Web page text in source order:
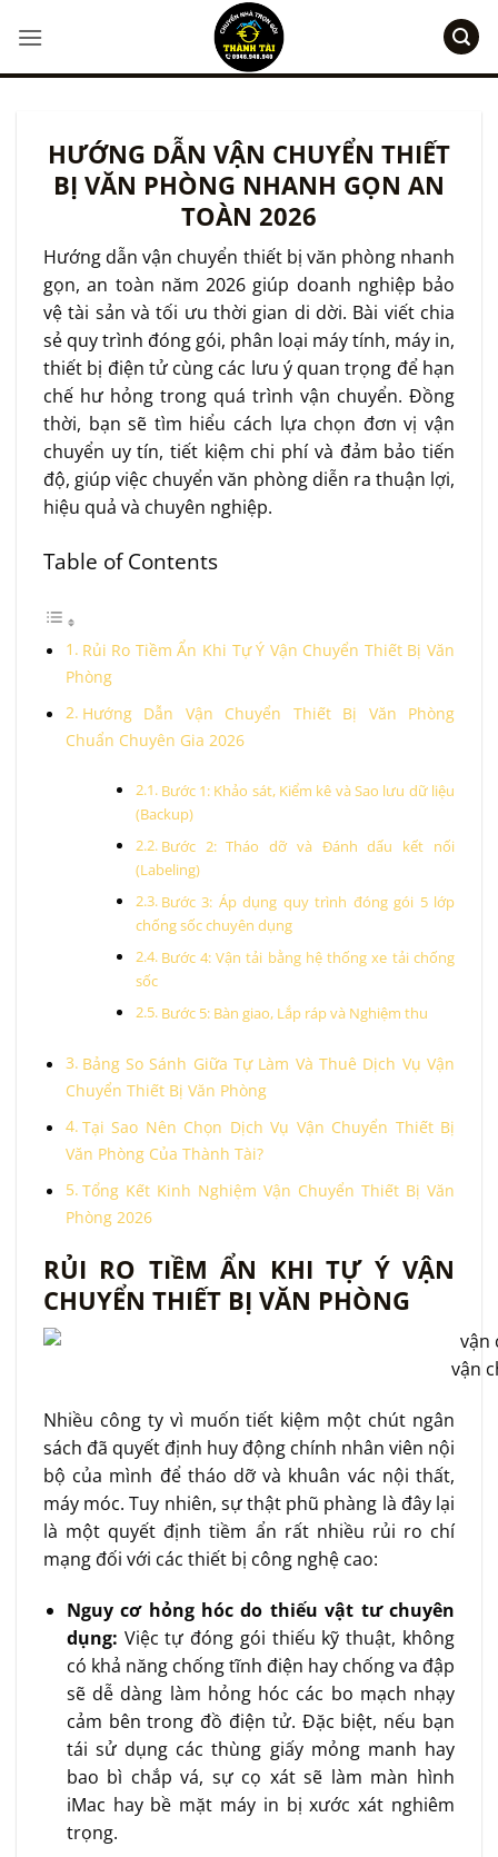
qua
nội
HƯỚNG DẪN VẬN CHUYỂN THIẾT
BỊ VĂN PHÒNG NHANH GỌN AN
TOÀN 2026
Hướng dẫn vận chuyển thiết bị văn phòng nhanh
gọn, an toàn năm 2026 giúp doanh nghiệp bảo
vệ tài sản và tối ưu thời gian di dời. Bài viết chia
sẻ quy trình đóng gói, phân loại máy tính, máy in,
thiết bị điện tử cùng các lưu ý quan trọng để hạn
chế hư hỏng trong quá trình vận chuyển. Đồng
thời, bạn sẽ tìm hiểu cách lựa chọn đơn vị vận
chuyển uy tín, tiết kiệm chi phí và đảm bảo tiến
độ, giúp việc chuyển văn phòng diễn ra thuận lợi,
hiệu quả và chuyên nghiệp.
Table of Contents
Rủi Ro Tiềm Ẩn Khi Tự Ý Vận Chuyển Thiết Bị Văn
Phòng
Hướng Dẫn Vận Chuyển Thiết Bị Văn Phòng
Chuẩn Chuyên Gia 2026
Bước 1: Khảo sát, Kiểm kê và Sao lưu dữ liệu
(Backup)
Bước 2: Tháo dỡ và Đánh dấu kết nối
(Labeling)
Bước 3: Áp dụng quy trình đóng gói 5 lớp
chống sốc chuyên dụng
Bước 4: Vận tải bằng hệ thống xe tải chống
sốc
Bước 5: Bàn giao, Lắp ráp và Nghiệm thu
Bảng So Sánh Giữa Tự Làm Và Thuê Dịch Vụ Vận
Chuyển Thiết Bị Văn Phòng
Tại Sao Nên Chọn Dịch Vụ Vận Chuyển Thiết Bị
Văn Phòng Của Thành Tài?
Tổng Kết Kinh Nghiệm Vận Chuyển Thiết Bị Văn
Phòng 2026
RỦI RO TIỀM ẨN KHI TỰ Ý VẬN
CHUYỂN THIẾT BỊ VĂN PHÒNG
vận
Nhiều công ty vì muốn tiết kiệm một chút ngân
sách đã quyết định huy động chính nhân viên nội
bộ của mình để tháo dỡ và khuân vác nội thất,
máy móc. Tuy nhiên, sự thật phũ phàng là đây lại
là một quyết định tiềm ẩn rất nhiều rủi ro chí
mạng đối với các thiết bị công nghệ cao:
Nguy cơ hỏng hóc do thiếu vật tư chuyên
dụng: Việc tự đóng gói thiếu kỹ thuật, không
có khả năng chống tĩnh điện hay chống va đập
sẽ dễ dàng làm hỏng hóc các bo mạch nhạy
cảm bên trong đồ điện tử. Đặc biệt, nếu bạn
tái sử dụng các thùng giấy mỏng manh hay
bao bì chắp vá, sự cọ xát sẽ làm màn hình
iMac hay bề mặt máy in bị xước xát nghiêm
trọng.